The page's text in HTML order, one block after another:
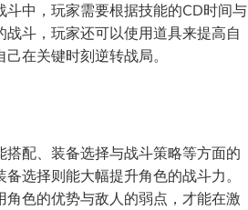
中，玩家需要根据技能的CD时间与
斗，玩家还可以使用道具来提高自
在关键时刻逆转战局。
配、装备选择与战斗策略等方面的
选择则能大幅提升角色的战斗力。
色的优势与敌人的弱点，才能在激